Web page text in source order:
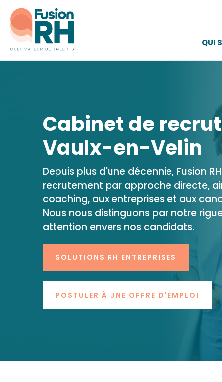
QUI
Cabinet de
Vaulx-en-Velin
Depuis plus d'une décennie, Fusion
recrutement par approche directe,
coaching, aux entreprises et aux
Nous nous distinguons par notre
attention envers nos candidats.
SOLUTIONS RH ENTREPRISES
POSTULER À UNE OFFRE D'EMPLOI